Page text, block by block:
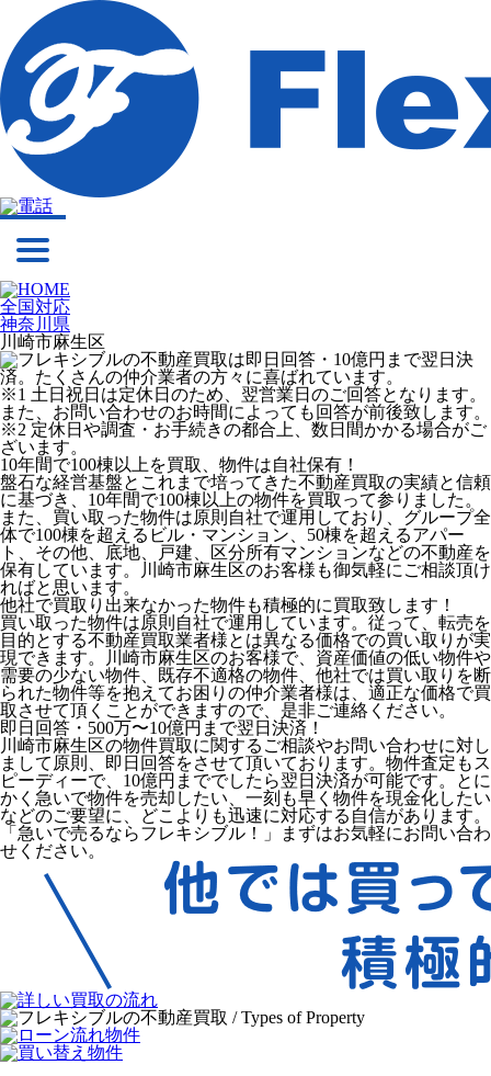
全国対応
神奈川県
川崎市麻生区
※1 土日祝日は定休日のため、翌営業日のご回答となります。
また、お問い合わせのお時間によっても回答が前後致します。
※2 定休日や調査・お手続きの都合上、数日間かかる場合がご
ざいます。
10年間で100棟以上を買取、物件は自社保有！
盤石な経営基盤とこれまで培ってきた不動産買取の実績と信頼
に基づき、10年間で100棟以上の物件を買取って参りました。
また、買い取った物件は原則自社で運用しており、グループ全
体で100棟を超えるビル・マンション、50棟を超えるアパー
ト、その他、底地、戸建、区分所有マンションなどの不動産を
保有しています。川崎市麻生区のお客様も御気軽にご相談頂け
ればと思います。
他社で買取り出来なかった物件も積極的に買取致します！
買い取った物件は原則自社で運用しています。従って、転売を
目的とする不動産買取業者様とは異なる価格での買い取りが実
現できます。川崎市麻生区のお客様で、資産価値の低い物件や
需要の少ない物件、既存不適格の物件、他社では買い取りを断
られた物件等を抱えてお困りの仲介業者様は、適正な価格で買
取させて頂くことができますので、是非ご連絡ください。
即日回答・500万〜10億円まで翌日決済！
川崎市麻生区の物件買取に関するご相談やお問い合わせに対し
まして原則、即日回答をさせて頂いております。物件査定もス
ピーディーで、10億円まででしたら翌日決済が可能です。とに
かく急いで物件を売却したい、一刻も早く物件を現金化したい
などのご要望に、どこよりも迅速に対応する自信があります。
「急いで売るならフレキシブル！」まずはお気軽にお問い合わ
せください。